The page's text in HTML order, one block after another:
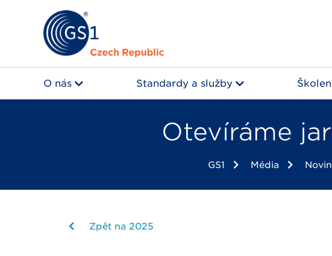
O nás Standardy a služby
Otevíráme
GS1 Média
Zpět na 2025